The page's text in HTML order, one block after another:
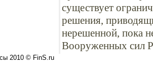
существует
решения,
нерешенной, пока
Вооруженных сил
2010 © FinS.ru